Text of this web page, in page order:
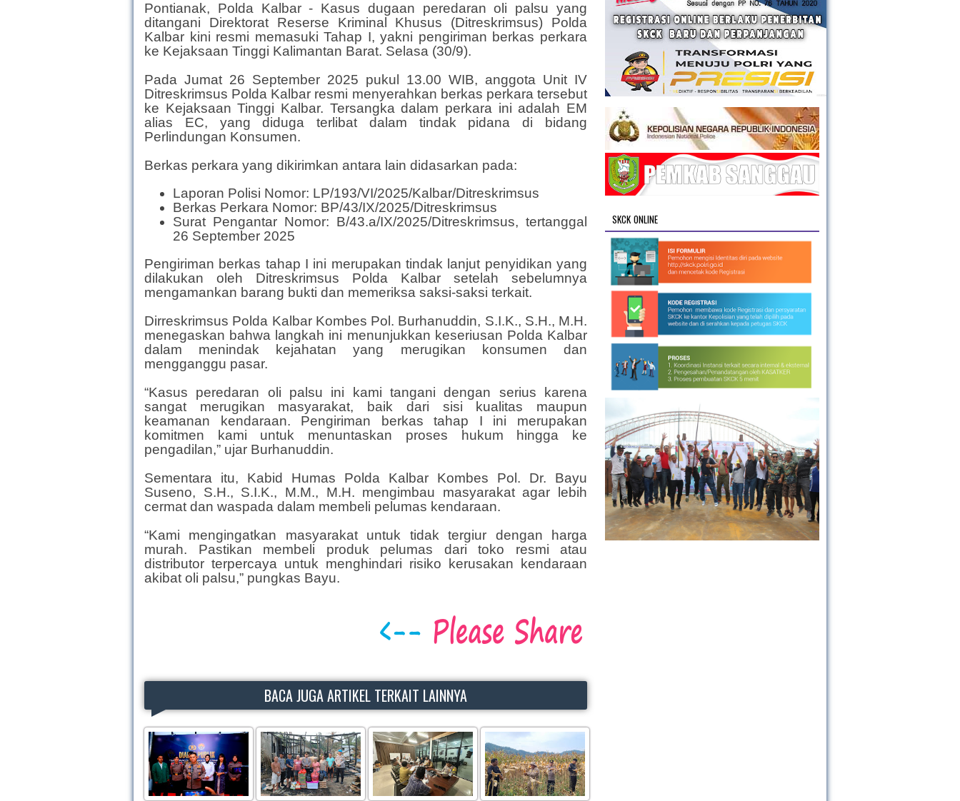
Pontianak, Polda Kalbar - Kasus dugaan peredaran oli palsu yang
ditangani Direktorat Reserse Kriminal Khusus (Ditreskrimsus) Polda
Kalbar kini resmi memasuki Tahap I, yakni pengiriman berkas perkara
ke Kejaksaan Tinggi Kalimantan Barat. Selasa (30/9).
Pada Jumat 26 September 2025 pukul 13.00 WIB, anggota Unit IV
Ditreskrimsus Polda Kalbar resmi menyerahkan berkas perkara tersebut
ke Kejaksaan Tinggi Kalbar. Tersangka dalam perkara ini adalah EM
alias EC, yang diduga terlibat dalam tindak pidana di bidang
Perlindungan Konsumen.
Berkas perkara yang dikirimkan antara lain didasarkan pada:
Laporan Polisi Nomor: LP/193/VI/2025/Kalbar/Ditreskrimsus
Berkas Perkara Nomor: BP/43/IX/2025/Ditreskrimsus
Surat Pengantar Nomor: B/43.a/IX/2025/Ditreskrimsus, tertanggal
26 September 2025
Pengiriman berkas tahap I ini merupakan tindak lanjut penyidikan yang
dilakukan oleh Ditreskrimsus Polda Kalbar setelah sebelumnya
mengamankan barang bukti dan memeriksa saksi-saksi terkait.
Dirreskrimsus Polda Kalbar Kombes Pol. Burhanuddin, S.I.K., S.H., M.H.
menegaskan bahwa langkah ini menunjukkan keseriusan Polda Kalbar
dalam menindak kejahatan yang merugikan konsumen dan
mengganggu pasar.
“Kasus peredaran oli palsu ini kami tangani dengan serius karena
sangat merugikan masyarakat, baik dari sisi kualitas maupun
keamanan kendaraan. Pengiriman berkas tahap I ini merupakan
komitmen kami untuk menuntaskan proses hukum hingga ke
pengadilan,” ujar Burhanuddin.
Sementara itu, Kabid Humas Polda Kalbar Kombes Pol. Dr. Bayu
Suseno, S.H., S.I.K., M.M., M.H. mengimbau masyarakat agar lebih
cermat dan waspada dalam membeli pelumas kendaraan.
“Kami mengingatkan masyarakat untuk tidak tergiur dengan harga
murah. Pastikan membeli produk pelumas dari toko resmi atau
distributor terpercaya untuk menghindari risiko kerusakan kendaraan
akibat oli palsu,” pungkas Bayu.
BACA JUGA ARTIKEL TERKAIT LAINNYA
SKCK ONLINE